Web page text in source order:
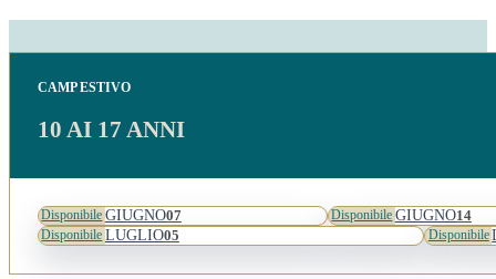
CAMP ESTIVO
10 AI 17 ANNI
Disponibile GIUGNO07 Disponibile GIUGNO14
Disponibile LUGLIO05 Disponibile